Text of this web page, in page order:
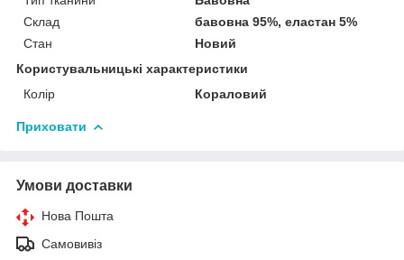
Склад
бавовна 95%, еластан 5%
Стан
Новий
Користувальницькі характеристики
Колір
Кораловий
Приховати
Умови доставки
Нова Пошта
Самовивіз